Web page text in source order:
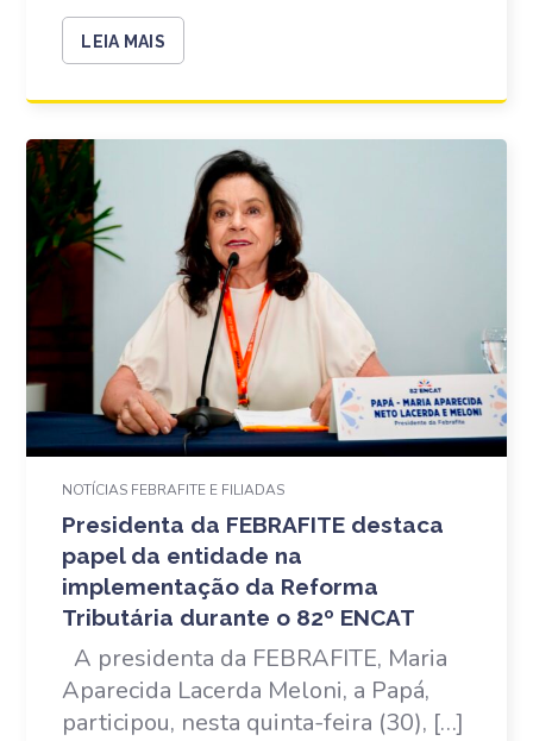
LEIA MAIS
NOTÍCIAS FEBRAFITE E FILIADAS
Presidenta da FEBRAFITE destaca
papel da entidade na
implementação da Reforma
Tributária durante o 82º ENCAT
A presidenta da FEBRAFITE, Maria
Aparecida Lacerda Meloni, a Papá,
participou, nesta quinta-feira (30), […]